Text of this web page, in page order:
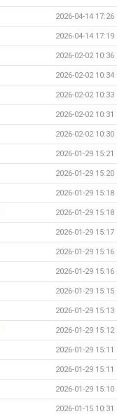
2026-04-14 17:26
2026-04-14 17:19
2026-02-02 10:36
2026-02-02 10:34
2026-02-02 10:33
2026-02-02 10:31
2026-02-02 10:30
2026-01-29 15:21
2026-01-29 15:20
2026-01-29 15:18
2026-01-29 15:18
2026-01-29 15:17
2026-01-29 15:16
2026-01-29 15:16
2026-01-29 15:15
2026-01-29 15:13
2026-01-29 15:12
2026-01-29 15:11
2026-01-29 15:11
2026-01-29 15:10
2026-01-15 10:31